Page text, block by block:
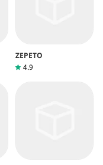
ZEPETO
4.9